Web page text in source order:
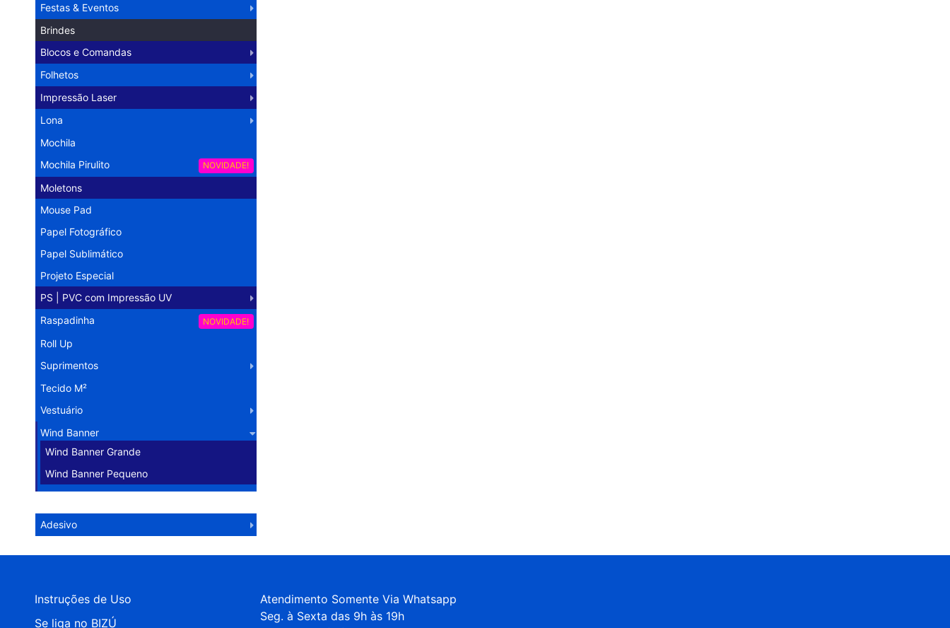
Festas & Eventos
Brindes
Blocos e Comandas
Folhetos
Impressão Laser
Lona
Mochila
NOVIDADE!
Mochila Pirulito
Moletons
Mouse Pad
Papel Fotográfico
Papel Sublimático
Projeto Especial
PS | PVC com Impressão UV
NOVIDADE!
Raspadinha
Roll Up
Suprimentos
Tecido M²
Vestuário
Wind Banner
Wind Banner Grande
Wind Banner Pequeno
Adesivo
Instruções de Uso
Se liga no BIZÚ
Atendimento Somente Via Whatsapp
Seg. à Sexta das 9h às 19h